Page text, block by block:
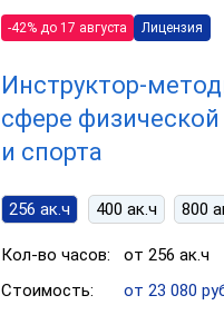
-42% до 17 августа Лицензия
Инструктор-
сфере физической
и спорта
256 ак.ч 400 ак.ч 800
Кол-во часов:
от 256 ак.ч
Стоимость:
от 23 080